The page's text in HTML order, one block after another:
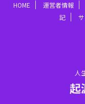
HOME 運営者情報
記
人
起